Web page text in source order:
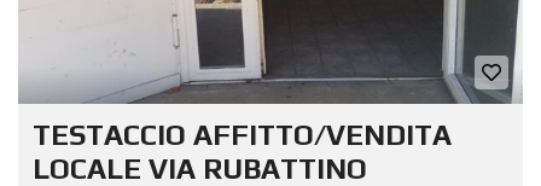
TESTACCIO AFFITTO/VENDITA
LOCALE VIA RUBATTINO